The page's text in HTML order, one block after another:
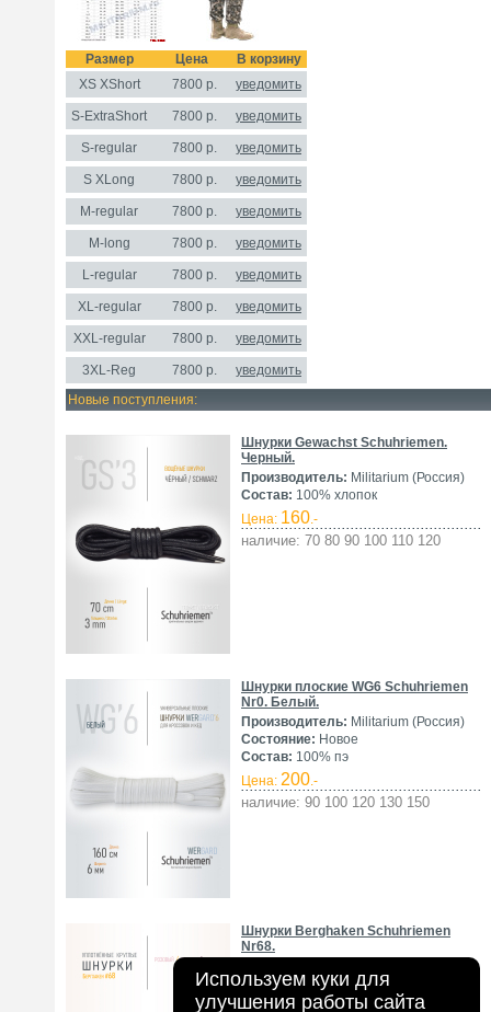
Размер Цена
В корзину
XS XShort
7800р. уведомить
S-ExtraShort 7800 р. уведомить
S-regular 7800 р. уведомить
S XLong 7800 р. уведомить
M-regular 7800 р. уведомить
M-long 7800 р. уведомить
L-regular 7800 р. уведомить
XL-regular 7800 р. уведомить
XXL-regular 7800 р. уведомить
3XL-Reg 7800 р.
уведомить
Новые поступления:
Шнурки Gewachst Schuhriemen.
Черный.
Производитель: Militarium (Россия)
Состав: 100% хлопок
Цена: 160.-
наличие: 70 80 90 100 110 120
Шнурки плоские WG6 Schuhriemen
Nr0. Белый.
Производитель: Militarium (Россия)
Состояние: Новое
Состав: 100% пэ
Цена: 200.-
наличие: 90 100 120 130 150
Шнурки Berghaken Schuhriemen
Nr68.
Состояние:Новое
Состав:100% полиэстер
Используем куки для
улучшения работы сайта